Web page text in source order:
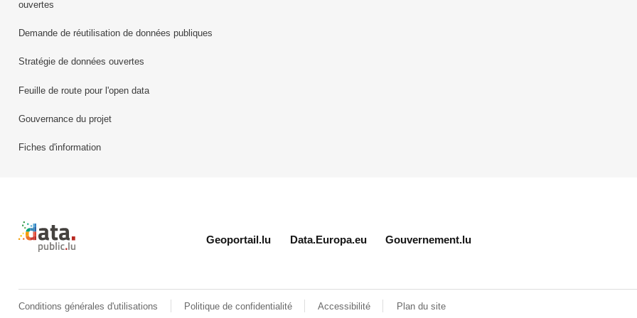
ouvertes
Demande de réutilisation de données publiques
Stratégie de données ouvertes
Feuille de route pour l'open data
Gouvernance du projet
Fiches d'information
Retour à l'accueil de data.public.lu
Geoportail.lu Data.Europa.eu Gouvernement.lu
Conditions générales d'utilisations Politique de confidentialité Accessibilité Plan du site